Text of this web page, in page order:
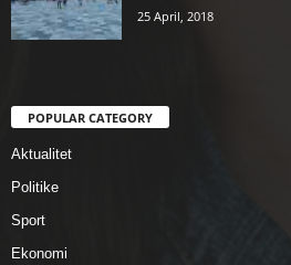
25 April, 2018
POPULAR CATEGORY
Aktualitet
Politike
Sport
Ekonomi